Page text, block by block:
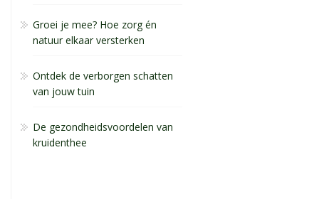
Groei je mee? Hoe zorg én
natuur elkaar versterken
Ontdek de verborgen schatten
van jouw tuin
De gezondheidsvoordelen van
kruidenthee